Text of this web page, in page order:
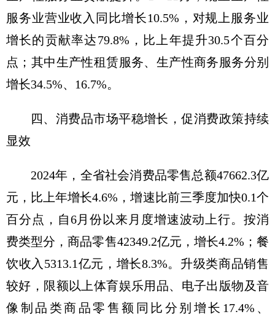
服务业营业收入同比增长10.5%，对规上服务业
增长的贡献率达79.8%，比上年提升30.5个百分
点；其中生产性租赁服务、生产性商务服务分别
增长34.5%、16.7%。
四、消费品市场平稳增长，促消费政策持续
显效
2024年，全省社会消费品零售总额47662.3亿
元，比上年增长4.6%，增速比前三季度加快0.1个
百分点，自6月份以来月度增速波动上行。按消
费类型分，商品零售42349.2亿元，增长4.2%；餐
饮收入5313.1亿元，增长8.3%。升级类商品销售
较好，限额以上体育娱乐用品、电子出版物及音
像制品类商品零售额同比分别增长17.4%、